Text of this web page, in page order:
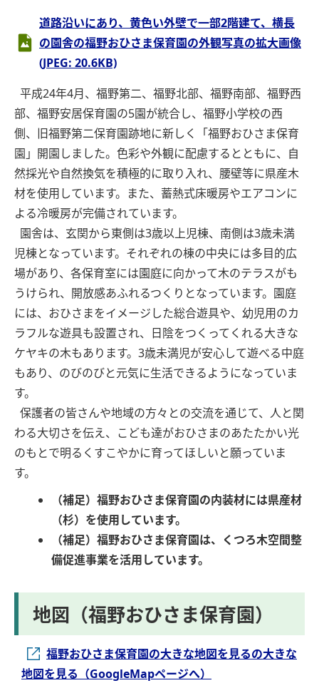
道路沿いにあり、黄色い外壁で一部2階建て、横長
の園舎の福野おひさま保育園の外観写真の拡大画像
(JPEG: 20.6KB)
平成24年4月、福野第二、福野北部、福野南部、福野西
部、福野安居保育園の5園が統合し、福野小学校の西
側、旧福野第二保育園跡地に新しく「福野おひさま保育
園」開園しました。色彩や外観に配慮するとともに、自
然採光や自然換気を積極的に取り入れ、腰壁等に県産木
材を使用しています。また、蓄熱式床暖房やエアコンに
よる冷暖房が完備されています。
園舎は、玄関から東側は3歳以上児棟、南側は3歳未満
児棟となっています。それぞれの棟の中央には多目的広
場があり、各保育室には園庭に向かって木のテラスがも
うけられ、開放感あふれるつくりとなっています。園庭
には、おひさまをイメージした総合遊具や、幼児用のカ
ラフルな遊具も設置され、日陰をつくってくれる大きな
ケヤキの木もあります。3歳未満児が安心して遊べる中庭
もあり、のびのびと元気に生活できるようになっていま
す。
保護者の皆さんや地域の方々との交流を通じて、人と関
わる大切さを伝え、こども達がおひさまのあたたかい光
のもとで明るくすこやかに育ってほしいと願っていま
す。
（補足）福野おひさま保育園の内装材には県産材
（杉）を使用しています。
（補足）福野おひさま保育園は、くつろ木空間整
備促進事業を活用しています。
地図（福野おひさま保育園）
福野おひさま保育園の大きな地図を見るの大きな
地図を見る（GoogleMapページへ）